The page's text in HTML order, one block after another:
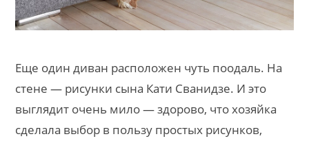
Еще один диван расположен чуть поодаль. На
стене — рисунки сына Кати Сванидзе. И это
выглядит очень мило — здорово, что хозяйка
сделала выбор в пользу простых рисунков,